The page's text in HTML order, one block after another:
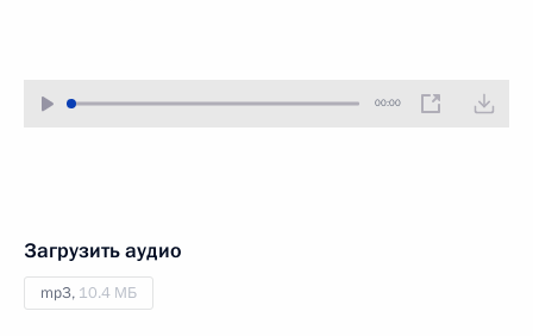
00:00
Загрузить аудио
mp3, 10.4 МБ